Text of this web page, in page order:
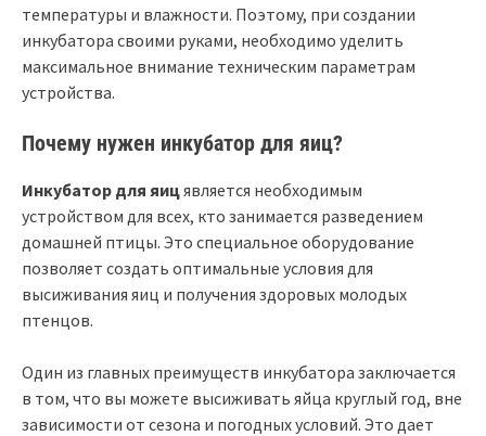
температуры и влажности. Поэтому, при создании
инкубатора своими руками, необходимо уделить
максимальное внимание техническим параметрам
устройства.
Почему нужен инкубатор для яиц?
Инкубатор для яицявляется необходимым
устройством для всех, кто занимается разведением
домашней птицы. Это специальное оборудование
позволяет создать оптимальные условия для
высиживания яиц и получения здоровых молодых
птенцов.
Один из главных преимуществ инкубатора заключается
в том, что вы можете высиживать яйца круглый год, вне
зависимости от сезона и погодных условий. Это дает